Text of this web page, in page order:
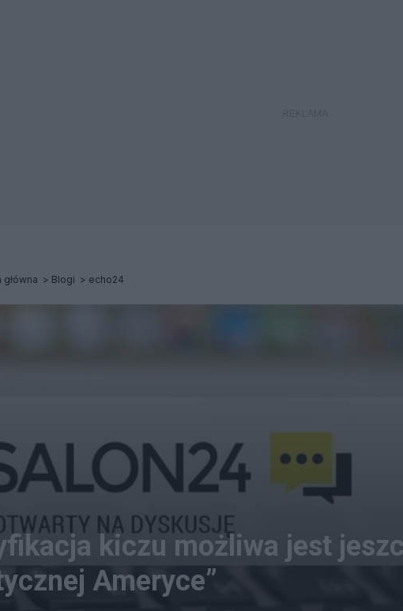
główna Blogi echo24
kiczu możliwa jest
Ameryce”